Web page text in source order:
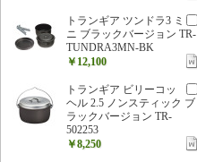
トランギア ツンドラ3 ミ
ニ ブラックバージョン TR-
TUNDRA3MN-BK
￥12,100
トランギア ビリーコッ
ヘル 2.5 ノンスティック ブ
ラックバージョン TR-
502253
￥8,250